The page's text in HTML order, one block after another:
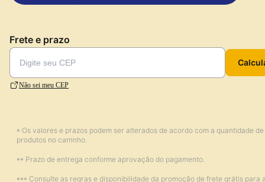
Frete e prazo
Não sei meu CEP
* Os valores e prazos podem ser alterados de acordo com a quantidade de
produtos no carrinho.
** Prazo de entrega conforme aprovação do pagamento.
*** Consulte as regras e disponibilidade da promoção de frete grátis para